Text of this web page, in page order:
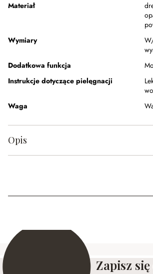
Materiał
Wymiary
Dodatkowa funkcja
Instrukcje dotyczące pielęgnacji
Waga
Opis
Zapisz